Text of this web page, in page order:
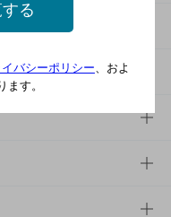
る
バシーポリシー、およ
す。